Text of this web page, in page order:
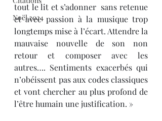
Noël 2024
tout le lit et s’adonner  sans retenue
et avec passion à la musique trop
longtemps mise à l’écart. Attendre la
mauvaise nouvelle de son non
retour et composer avec les
autres…. Sentiments exacerbés qui
n’obéissent pas aux codes classiques
et vont chercher au plus profond de
l’être humain une justification. »